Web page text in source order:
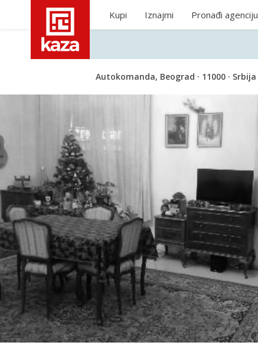
Kupi Iznajmi Pronađi agenciju
Autokomanda, Beograd · 11000 · Srbija